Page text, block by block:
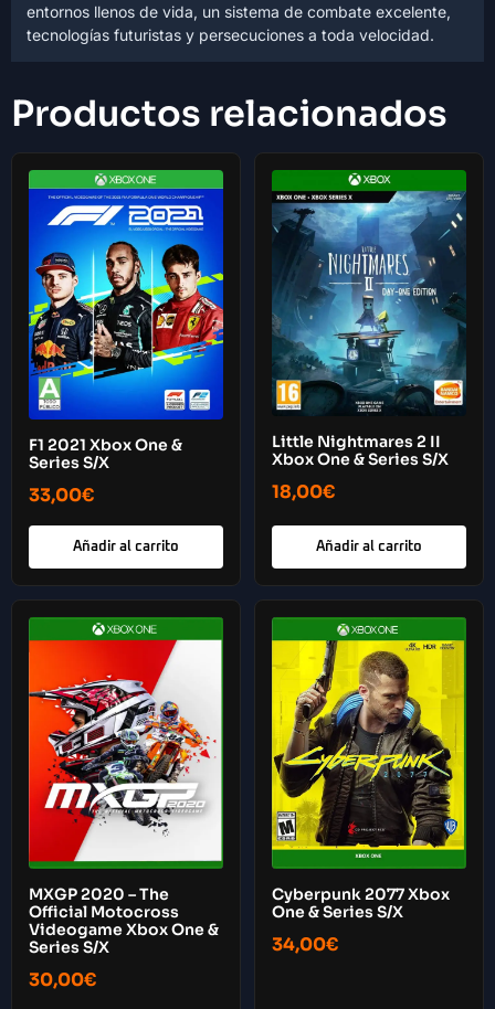
entornos llenos de vida, un sistema de combate excelente,
tecnologías futuristas y persecuciones a toda velocidad.
Productos relacionados
F1 2021 Xbox One &
Series S/X
33,00€
Añadir al carrito
Little Nightmares 2 II
Xbox One & Series S/X
18,00€
Añadir al carrito
MXGP 2020 – The
Official Motocross
Videogame Xbox One &
Series S/X
30,00€
Cyberpunk 2077 Xbox
One & Series S/X
34,00€